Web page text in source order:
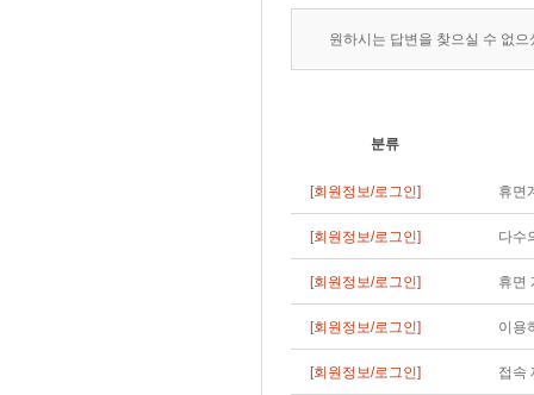
원하시는 답변을 찾으실 수 없
분류
[회원정보/로그인] 휴면
[회원정보/로그인] 다수
[회원정보/로그인] 휴면
[회원정보/로그인] 이용
[회원정보/로그인] 접속